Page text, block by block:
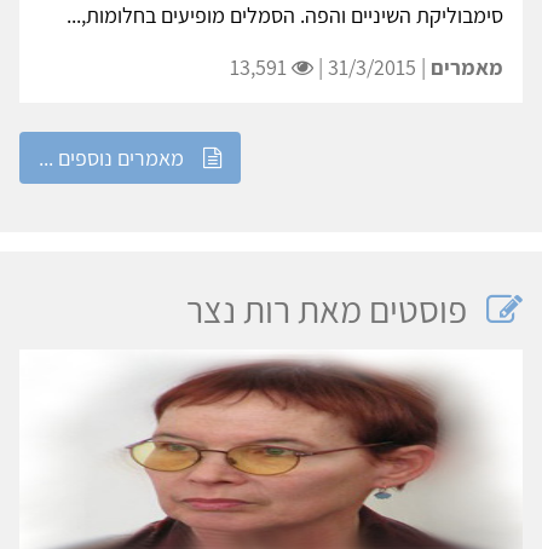
סימבוליקת השיניים והפה. הסמלים מופיעים בחלומות,...
מאמרים | 31/3/2015 |
מאמרים נוספים ...
פוסטים מאת רות נצר